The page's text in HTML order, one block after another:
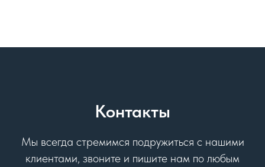
Контакты
Мы всегда стремимся подружиться с нашими
клиентами, звоните и пишите нам по любым